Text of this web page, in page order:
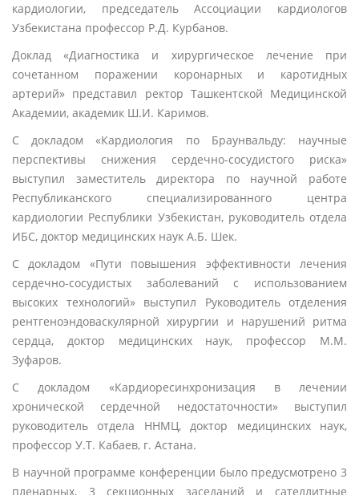
кардиологии, председатель Ассоциации кардиологов
Узбекистана профессор Р.Д. Курбанов.
Доклад «Диагностика и хирургическое лечение при
сочетанном поражении коронарных и каротидных
артерий» представил ректор Ташкентской Медицинской
Академии, академик Ш.И. Каримов.
С докладом «Кардиология по Браунвальду: научные
перспективы снижения сердечно-сосудистого риска»
выступил заместитель директора по научной работе
Республиканского специализированного центра
кардиологии Республики Узбекистан, руководитель отдела
ИБС, доктор медицинских наук А.Б. Шек.
С докладом «Пути повышения эффективности лечения
сердечно-сосудистых заболеваний с использованием
высоких технологий» выступил Руководитель отделения
рентгеноэндоваскулярной хирургии и нарушений ритма
сердца, доктор медицинских наук, профессор М.М.
Зуфаров.
С докладом «Кардиоресинхронизация в лечении
хронической сердечной недостаточности» выступил
руководитель отдела ННМЦ, доктор медицинских наук,
профессор У.Т. Кабаев, г. Астана.
В научной программе конференции было предусмотрено 3
пленарных, 3 секционных заседаний и сателлитные